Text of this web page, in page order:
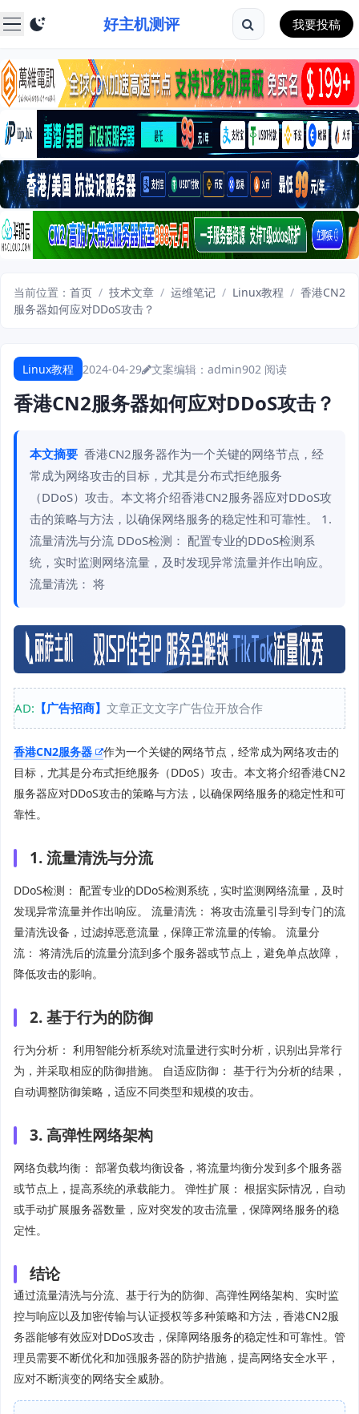
好主机测评 我要投稿
当前位置： 首页 / 技术文章 / 运维笔记 / Linux教程 / 香港CN2
服务器如何应对DDoS攻击？
Linux教程 2024-04-29 文案编辑：admin902 阅读
香港CN2服务器如何应对DDoS攻击？
本文摘要 香港CN2服务器作为一个关键的网络节点，经
常成为网络攻击的目标，尤其是分布式拒绝服务
（DDoS）攻击。本文将介绍香港CN2服务器应对DDoS攻
击的策略与方法，以确保网络服务的稳定性和可靠性。 1.
流量清洗与分流 DDoS检测： 配置专业的DDoS检测系
统，实时监测网络流量，及时发现异常流量并作出响应。
流量清洗： 将
AD: 【广告招商】 文章正文文字广告位开放合作
香港CN2服务器
作为一个关键的网络节点，经常成为网络攻击的
目标，尤其是分布式拒绝服务（DDoS）攻击。本文将介绍香港CN2
服务器应对DDoS攻击的策略与方法，以确保网络服务的稳定性和可
靠性。
1. 流量清洗与分流
DDoS检测： 配置专业的DDoS检测系统，实时监测网络流量，及时
发现异常流量并作出响应。 流量清洗： 将攻击流量引导到专门的流
量清洗设备，过滤掉恶意流量，保障正常流量的传输。 流量分
流： 将清洗后的流量分流到多个服务器或节点上，避免单点故障，
降低攻击的影响。
2. 基于行为的防御
行为分析： 利用智能分析系统对流量进行实时分析，识别出异常行
为，并采取相应的防御措施。 自适应防御： 基于行为分析的结果，
自动调整防御策略，适应不同类型和规模的攻击。
3. 高弹性网络架构
网络负载均衡： 部署负载均衡设备，将流量均衡分发到多个服务器
或节点上，提高系统的承载能力。 弹性扩展： 根据实际情况，自动
或手动扩展服务器数量，应对突发的攻击流量，保障网络服务的稳
定性。
结论
通过流量清洗与分流、基于行为的防御、高弹性网络架构、实时监
控与响应以及加密传输与认证授权等多种策略和方法，香港CN2服
务器能够有效应对DDoS攻击，保障网络服务的稳定性和可靠性。管
理员需要不断优化和加强服务器的防护措施，提高网络安全水平，
应对不断演变的网络安全威胁。